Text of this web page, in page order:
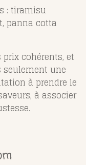
: tiramisu
panna cotta
cohérents, et
seulement une
à prendre le
à associer